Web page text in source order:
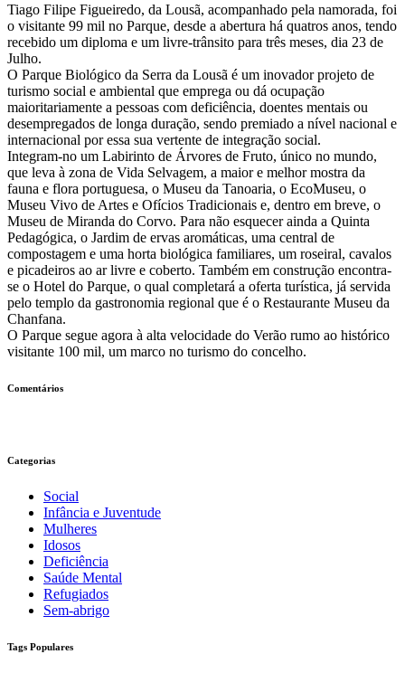
Tiago Filipe Figueiredo, da Lousã, acompanhado pela namorada, foi
o visitante 99 mil no Parque, desde a abertura há quatros anos, tendo
recebido um diploma e um livre-trânsito para três meses, dia 23 de
Julho.
O Parque Biológico da Serra da Lousã é um inovador projeto de
turismo social e ambiental que emprega ou dá ocupação
maioritariamente a pessoas com deficiência, doentes mentais ou
desempregados de longa duração, sendo premiado a nível nacional e
internacional por essa sua vertente de integração social.
Integram-no um Labirinto de Árvores de Fruto, único no mundo,
que leva à zona de Vida Selvagem, a maior e melhor mostra da
fauna e flora portuguesa, o Museu da Tanoaria, o EcoMuseu, o
Museu Vivo de Artes e Ofícios Tradicionais e, dentro em breve, o
Museu de Miranda do Corvo. Para não esquecer ainda a Quinta
Pedagógica, o Jardim de ervas aromáticas, uma central de
compostagem e uma horta biológica familiares, um roseiral, cavalos
e picadeiros ao ar livre e coberto. Também em construção encontra-
se o Hotel do Parque, o qual completará a oferta turística, já servida
pelo templo da gastronomia regional que é o Restaurante Museu da
Chanfana.
O Parque segue agora à alta velocidade do Verão rumo ao histórico
visitante 100 mil, um marco no turismo do concelho.
Comentários
Categorias
Social
Infância e Juventude
Mulheres
Idosos
Deficiência
Saúde Mental
Refugiados
Sem-abrigo
Tags Populares